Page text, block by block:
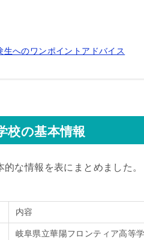
へのワンポイントアドバイス
校の基本情報
な情報を表にまとめました。
内容
岐阜県立華陽フロンティア高等